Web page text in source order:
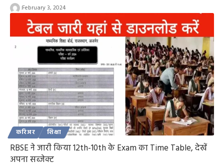
February 3, 2024
करिअर शिक्षा
RBSE ने जारी किया 12th-10th के Exam का Time Table, देखें
अपना सब्जेक्ट